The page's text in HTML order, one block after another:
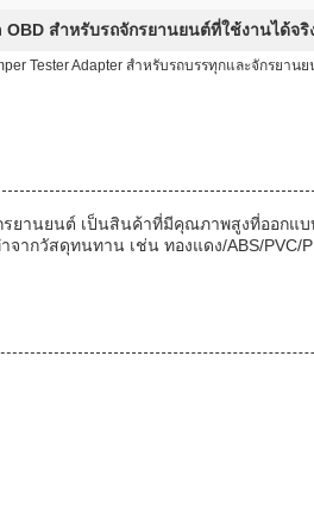
OBD สำหรับรถจักรยานยนต์ที่ใช้งานได้จริ
Tester Adapter สําหรับรถบรรทุกและจักรยาน
รยานยนต์ เป็นสินค้าที่มีคุณภาพสูงที่ออกแ
กวัสดุทนทาน เช่น ทองแดง/ABS/PVC/